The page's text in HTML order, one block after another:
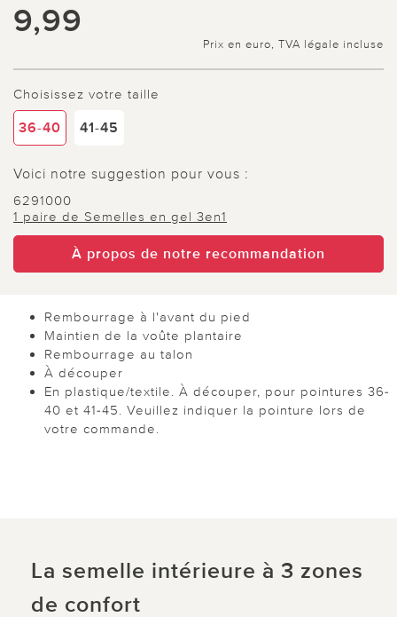
9,99
Prix en euro, TVA légale incluse
Choisissez votre taille
36-40 41-45
Voici notre suggestion pour vous :
6291000
1 paire de Semelles en gel 3en1
À propos de notre recommandation
Rembourrage à l'avant du pied
Maintien de la voûte plantaire
Rembourrage au talon
À découper
En plastique/textile. À découper, pour pointures 36-
40 et 41-45. Veuillez indiquer la pointure lors de
votre commande.
La semelle intérieure à 3 zones
de confort